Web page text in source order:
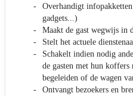
Overhandigt
gadgets...)
Maakt de gast wegwijs in
Stelt het actuele
Schakelt indien nodig
de gasten met hun koffers
begeleiden of de wagen
Ontvangt bezoekers en